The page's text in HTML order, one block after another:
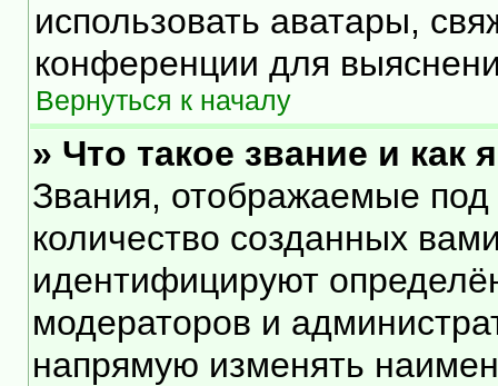
использовать аватары,
конференции для
Вернуться к началу
» Что такое звание и как
Звания, отображаемые
количество созданных
идентифицируют
модераторов и
напрямую изменять